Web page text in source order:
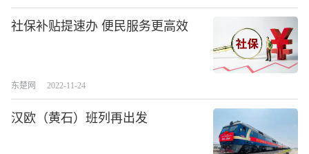
社保补贴提速办 便民服务更高效
东楚网 2022-11-24
汉欧（黄石）班列再出发